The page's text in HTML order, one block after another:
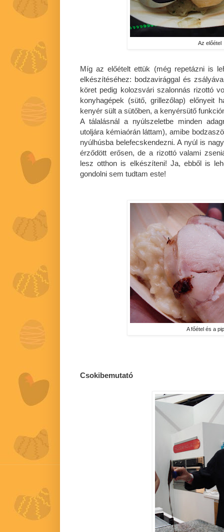
Az előétel
Míg az előételt ettük (még repetázni is
elkészítéséhez: bodzavirággal és
köret pedig kolozsvári szalonnás rizottó
konyhagépek (sütő, grillezőlap) előnyeit
kenyér sült a sütőben, a kenyérsütő
A tálalásnál a nyúlszeletbe minden
utoljára kémiaórán láttam), amibe
nyúlhúsba belefecskendezni. A nyúl is
érződött erősen, de a rizottó valami
lesz otthon is elkészíteni! Ja, ebből is
gondolni sem tudtam este!
A főétel és a
Csokibemutató